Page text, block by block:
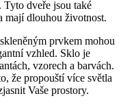
dveře jsou také
mají dlouhou životnost.
prvkem mohou
vzhled. Sklo je
vzorech a barvách.
že propouští více světla
Vaše prostory.